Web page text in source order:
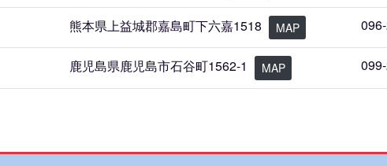
熊本県上益城郡嘉島町下六嘉1518 MAP
鹿児島県鹿児島市石谷町1562-1 MAP